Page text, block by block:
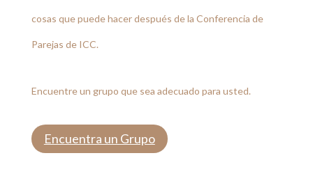
cosas que puede hacer después de la Conferencia de
Parejas de ICC.
Encuentre un grupo que sea adecuado para usted.
Encuentra un Grupo